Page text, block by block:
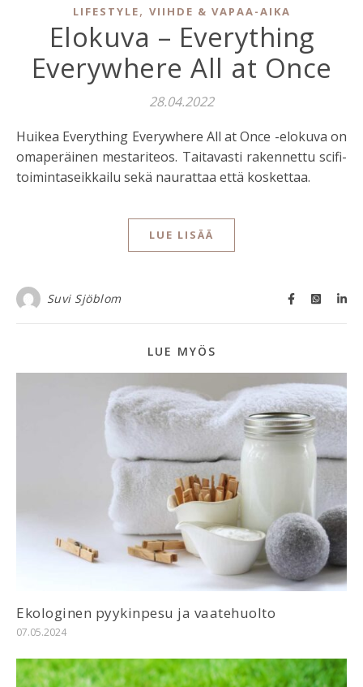
LIFESTYLE, VIIHDE & VAPAA-AIKA
Elokuva – Everything
Everywhere All at Once
28.04.2022
Huikea Everything Everywhere All at Once -elokuva on
omaperäinen mestariteos. Taitavasti rakennettu scifi-
toimintaseikkailu sekä naurattaa että koskettaa.
LUE LISÄÄ
Suvi Sjöblom
LUE MYÖS
Ekologinen pyykinpesu ja vaatehuolto
07.05.2024